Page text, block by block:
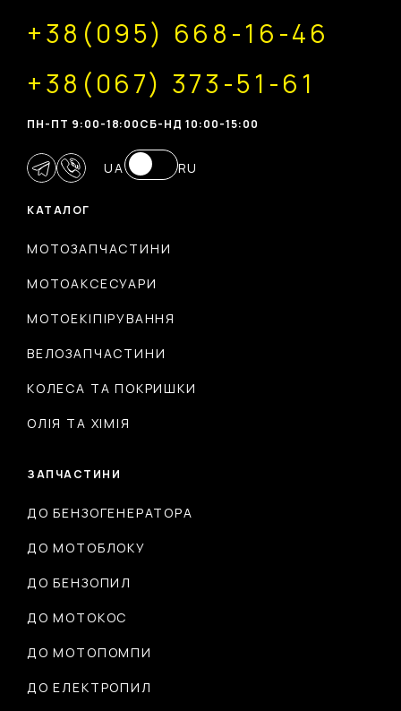
КАТАЛОГ
МОТОЗАПЧАСТИНИ
МОТОАКСЕСУАРИ
МОТОЕКІПІРУВАННЯ
ВЕЛОЗАПЧАСТИНИ
КОЛЕСА ТА ПОКРИШКИ
ОЛІЯ ТА ХІМІЯ
ЗАПЧАСТИНИ
ДО БЕНЗОГЕНЕРАТОРА
ДО МОТОБЛОКУ
ДО БЕНЗОПИЛ
ДО МОТОКОС
ДО МОТОПОМПИ
ДО ЕЛЕКТРОПИЛ
+38(095) 668-16-46
+38(067) 373-51-61
ПН-ПТ 9:00-18:00CБ-НД 10:00-15:00
UA RU